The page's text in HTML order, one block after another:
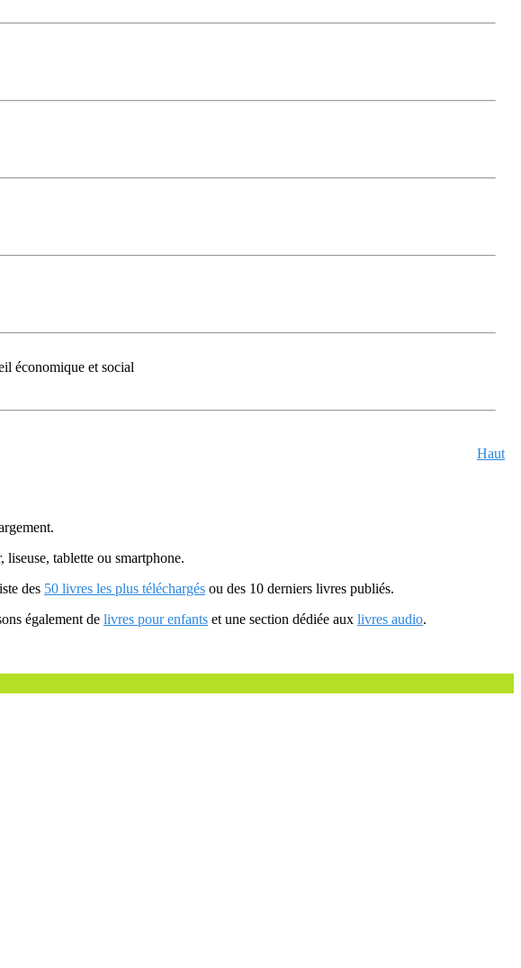
économique et social
Haut
tablette ou smartphone.
des 50 livres les plus téléchargés ou des 10 derniers livres publiés.
également de livres pour enfants et une section dédiée aux livres audio.